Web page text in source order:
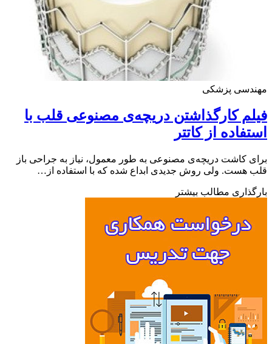
پزشکی
کارگذاشتن دریچه‌ی مصنوعی قلب با
از کاتتر
کاشت دریچه‌ی مصنوعی به طور معمول، نیاز به جراحی باز
هست. ولی روش جدیدی ابداع شده که با استفاده از…
مطالب بیشتر